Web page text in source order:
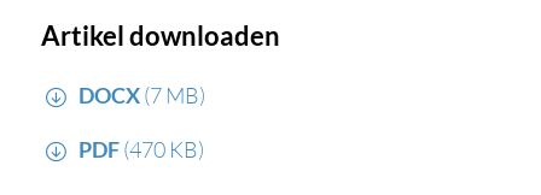
Artikel downloaden
DOCX(7 MB)
PDF(470 KB)